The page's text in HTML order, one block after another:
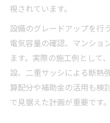
視されています。
設備のグレードアップを行
電気容量の確認、マンショ
ます。実際の施工例として
設、二重サッシによる断熱
算配分や補助金の活用も検
で見据えた計画が重要です。